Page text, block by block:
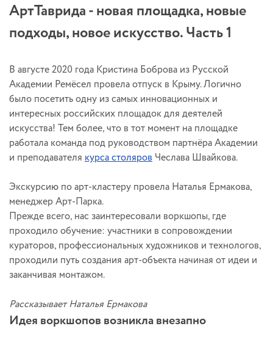
АртТаврида - новая площадка, новые
подходы, новое искусство. Часть 1
В августе 2020 года Кристина Боброва из Русской
Академии Ремёсел провела отпуск в Крыму. Логично
было посетить одну из самых инновационных и
интересных российских площадок для деятелей
искусства! Тем более, что в тот момент на площадке
работала команда под руководством партнёра Академии
и преподавателя курса столяров Чеслава Швайкова.
Экскурсию по арт-кластеру провела Наталья Ермакова,
менеджер Арт-Парка.
Прежде всего, нас заинтересовали воркшопы, где
проходило обучение: участники в сопровождении
кураторов, профессиональных художников и технологов,
проходили путь создания арт-объекта начиная от идеи и
заканчивая монтажом.
Рассказывает Наталья Ермакова
Идея воркшопов возникла внезапно